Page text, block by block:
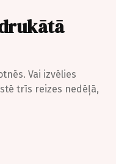
Vai izvēlies
trīs reizes nedēļā,